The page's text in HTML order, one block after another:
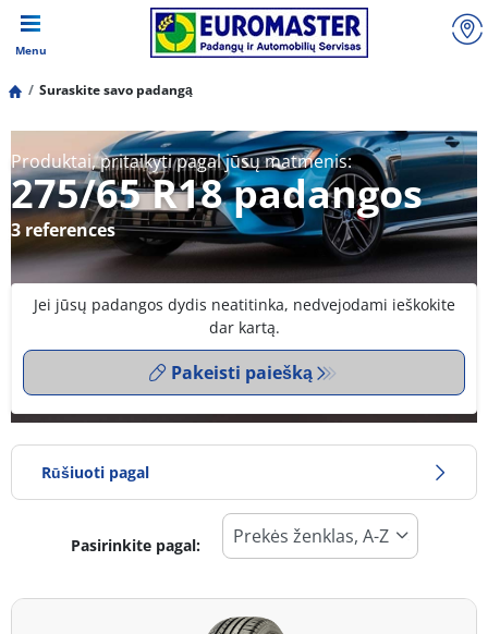
Menu
Suraskite savo padangą
Produktai, pritaikyti pagal jūsų matmenis:
275/65 R18 padangos
3 references
Jei jūsų padangos dydis neatitinka, nedvejodami ieškokite
dar kartą.
Pakeisti paiešką
Rūšiuoti pagal
Padangos tipas
Visi tipai (3)
Pasirinkite pagal: